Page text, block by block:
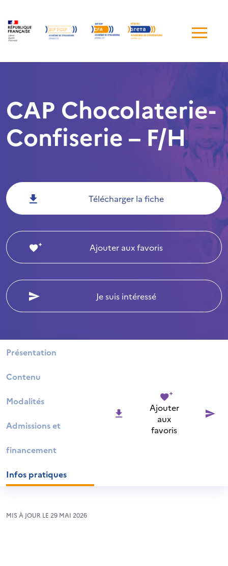
de
CAP Chocolaterie-
Confiserie – F/H
Télécharger la fiche
Ajouter aux favoris
Je suis intéressé
Présentation
Contenu
Modalités
Admissions et
financement
Infos pratiques
Ajouter
aux
favoris
MIS À JOUR LE 29 MAI 2026